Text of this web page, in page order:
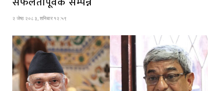
२ जेष्ठ २०८३, शनिबार १२:५९